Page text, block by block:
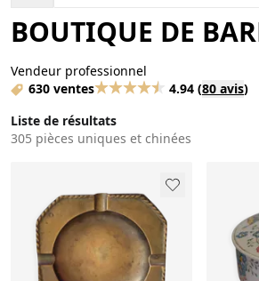
BOUTIQUE DE
Vendeur professionnel
630 ventes
4.94 (80 avis)
Liste de résultats
305 pièces uniques et chinées